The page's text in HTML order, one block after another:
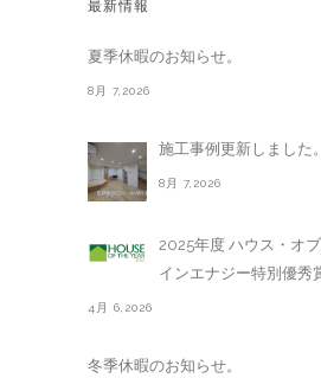
最新情報
夏季休暇のお知らせ。
8月 7,2026
施工事例更新しました。
8月 7,2026
2025年度 ハウス・オ
インエナジー特別優秀
4月 6,2026
冬季休暇のお知らせ。